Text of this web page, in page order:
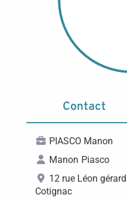
Contact
PIASCO Manon
Manon Piasco
12 rue Léon gérard
Cotignac